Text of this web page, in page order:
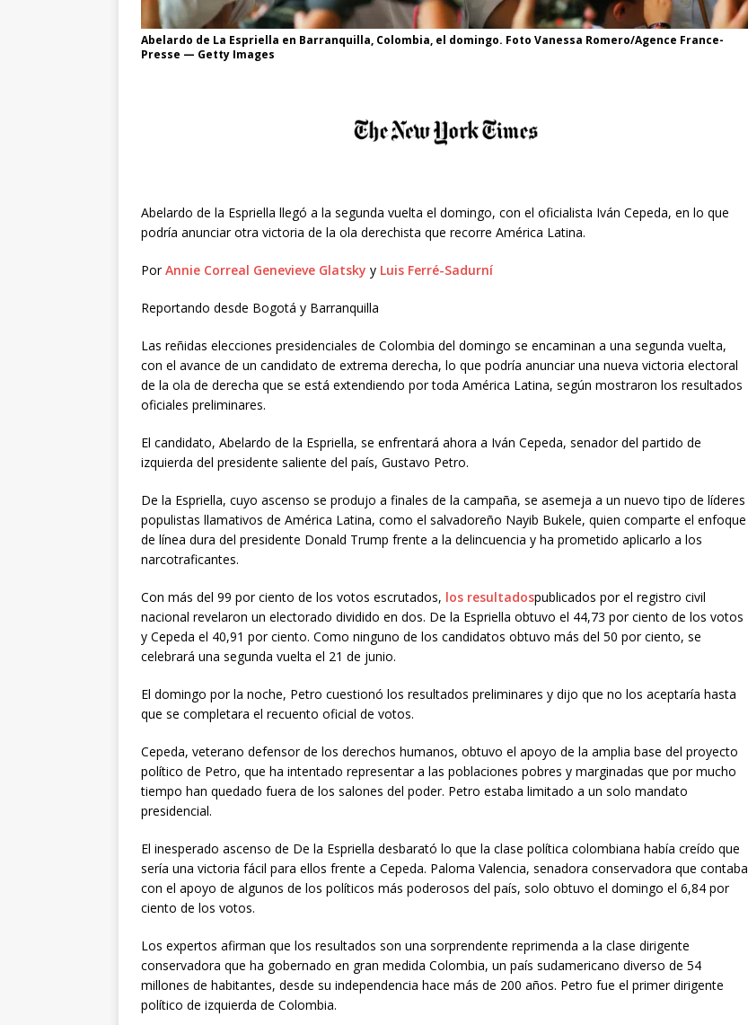
Abelardo de La Espriella en Barranquilla, Colombia, el domingo. Foto Vanessa Romero/Agence France-
Presse — Getty Images
Abelardo de la Espriella llegó a la segunda vuelta el domingo, con el oficialista Iván Cepeda, en lo que
podría anunciar otra victoria de la ola derechista que recorre América Latina.
PorAnnie Correal Genevieve Glatsky y Luis Ferré-Sadurní
Reportando desde Bogotá y Barranquilla
Las reñidas elecciones presidenciales de Colombia del domingo se encaminan a una segunda vuelta,
con el avance de un candidato de extrema derecha, lo que podría anunciar una nueva victoria electoral
de la ola de derecha que se está extendiendo por toda América Latina, según mostraron los resultados
oficiales preliminares.
El candidato, Abelardo de la Espriella, se enfrentará ahora a Iván Cepeda, senador del partido de
izquierda del presidente saliente del país, Gustavo Petro.
De la Espriella, cuyo ascenso se produjo a finales de la campaña, se asemeja a un nuevo tipo de líderes
populistas llamativos de América Latina, como el salvadoreño Nayib Bukele, quien comparte el enfoque
de línea dura del presidente Donald Trump frente a la delincuencia y ha prometido aplicarlo a los
narcotraficantes.
Con más del 99 por ciento de los votos escrutados, los resultadospublicados por el registro civil
nacional revelaron un electorado dividido en dos. De la Espriella obtuvo el 44,73 por ciento de los votos
y Cepeda el 40,91 por ciento. Como ninguno de los candidatos obtuvo más del 50 por ciento, se
celebrará una segunda vuelta el 21 de junio.
El domingo por la noche, Petro cuestionó los resultados preliminares y dijo que no los aceptaría hasta
que se completara el recuento oficial de votos.
Cepeda, veterano defensor de los derechos humanos, obtuvo el apoyo de la amplia base del proyecto
político de Petro, que ha intentado representar a las poblaciones pobres y marginadas que por mucho
tiempo han quedado fuera de los salones del poder. Petro estaba limitado a un solo mandato
presidencial.
El inesperado ascenso de De la Espriella desbarató lo que la clase política colombiana había creído que
sería una victoria fácil para ellos frente a Cepeda. Paloma Valencia, senadora conservadora que contaba
con el apoyo de algunos de los políticos más poderosos del país, solo obtuvo el domingo el 6,84 por
ciento de los votos.
Los expertos afirman que los resultados son una sorprendente reprimenda a la clase dirigente
conservadora que ha gobernado en gran medida Colombia, un país sudamericano diverso de 54
millones de habitantes, desde su independencia hace más de 200 años. Petro fue el primer dirigente
político de izquierda de Colombia.